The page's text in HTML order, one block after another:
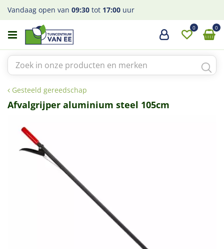
a
Gesteeld gereedschap
Vandaag open van 09:30 tot 17:00 uur
Afvalgrijper aluminium steel 105cm